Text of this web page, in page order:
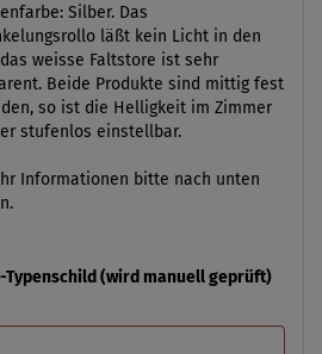
Silber. Das
läßt kein Licht in den
das weisse Faltstore ist sehr
Beide Produkte sind mittig fest
so ist die Helligkeit im Zimmer
stufenlos einstellbar.
Informationen bitte nach unten
Typenschild (wird manuell geprüft)